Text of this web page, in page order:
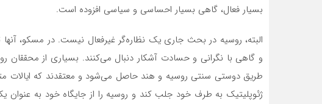
بسیار فعال، گاهی بسیار احساسی و سیاسی افزوده است.
البته، روسیه در بحث جاری یک نظاره‌گر غیرفعال نیست. در مسکو، آنها
و گاهی با نگرانی و حسادت آشکار دنبال می‌کنند. بسیاری از محققان
طریق دوستی سنتی روسیه و هند حاصل می‌شود و معتقدند که ایالات
ژئوپلیتیک به طرف خود جلب کند و روسیه را از جایگاه خود به عنوان